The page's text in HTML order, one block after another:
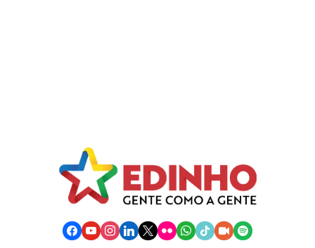
facebook
youtubeinstagram
linkedin
x flickrwhatsapp
tiktokvideo-spotify